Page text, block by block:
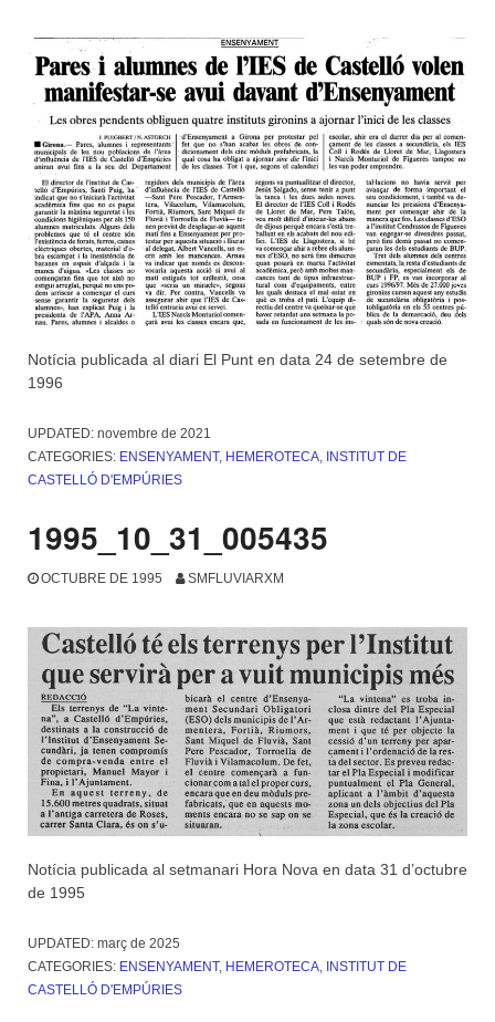
Notícia publicada al diari El Punt en data 24 de setembre de
1996
UPDATED: novembre de 2021
CATEGORIES: ENSENYAMENT, HEMEROTECA INSTITUT DE
CASTELLÓ D'EMPÚRIES
1995_10_31_005435
OCTUBRE DE 1995 SMFLUVIARXM
Notícia publicada al setmanari Hora Nova en data 31 d’octubre
de 1995
UPDATED: març de 2025
CATEGORIES: ENSENYAMENT, HEMEROTECA INSTITUT DE
CASTELLÓ D'EMPÚRIES